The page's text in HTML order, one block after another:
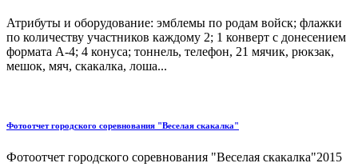
Атрибуты и оборудование: эмблемы по родам войск; флажки
по количеству участников каждому 2; 1 конверт с донесением
формата А-4; 4 конуса; тоннель, телефон, 21 мячик, рюкзак,
мешок, мяч, скакалка, лоша...
Фотоотчет городского соревнования "Веселая скакалка"
Фотоотчет городского соревнования "Веселая скакалка"2015